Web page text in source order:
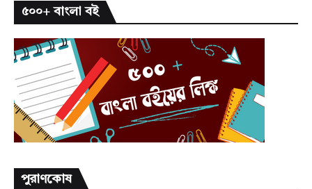
৫০০+ বাংলা বই
পুরাণকোষ